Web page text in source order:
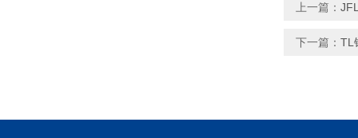
上一篇：
下一篇： TL